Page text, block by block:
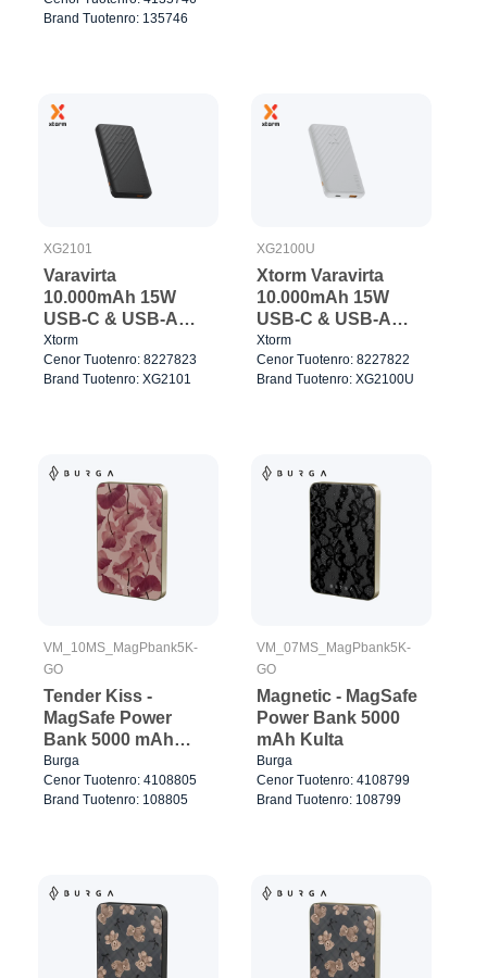
Brand Tuotenro: 135746
XG2101
Varavirta
10.000mAh 15W
USB-C & USB-A
Musta
Xtorm
Cenor Tuotenro: 8227823
Brand Tuotenro: XG2101
XG2100U
Xtorm Varavirta
10.000mAh 15W
USB-C & USB-A
Valkoinen
Xtorm
Cenor Tuotenro: 8227822
Brand Tuotenro: XG2100U
VM_10MS_MagPbank5K-
GO
Tender Kiss -
MagSafe Power
Bank 5000 mAh
Kulta
Burga
Cenor Tuotenro: 4108805
Brand Tuotenro: 108805
VM_07MS_MagPbank5K-
GO
Magnetic - MagSafe
Power Bank 5000
mAh Kulta
Burga
Cenor Tuotenro: 4108799
Brand Tuotenro: 108799